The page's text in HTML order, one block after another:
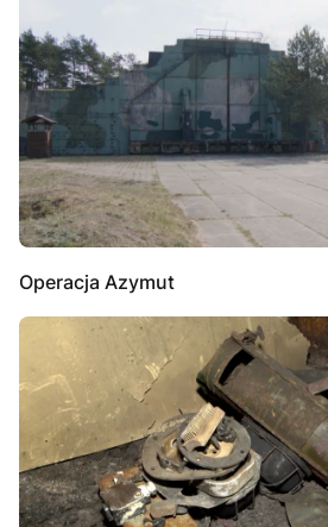
Operacja Azymut